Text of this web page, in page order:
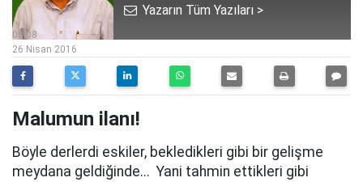
Yazarın Tüm Yazıları >
08:08
26 Nisan 2016
Malumun ilanı!
Böyle derlerdi eskiler, bekledikleri gibi bir gelişme
meydana geldiğinde... Yani tahmin ettikleri gibi